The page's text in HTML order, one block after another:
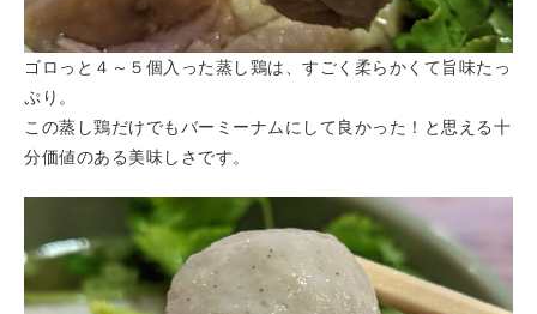
ゴロっと４～５個入った蒸し鶏は、すごく柔らかくて旨味たっ
ぷり。
この蒸し鶏だけでもバーミーナムにして良かった！と思える十
分価値のある美味しさです。